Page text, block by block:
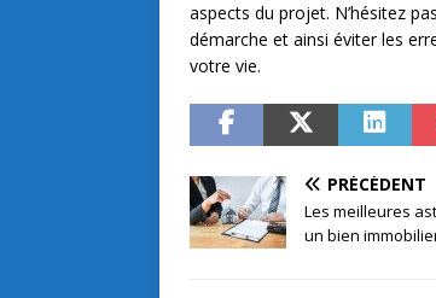
aspects du projet. N’hésitez
démarche et ainsi éviter les
votre vie.
PRÉCÉDENT
Les meilleures
un bien